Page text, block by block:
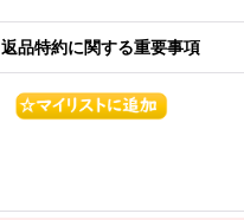
返品特約に関する重要事項